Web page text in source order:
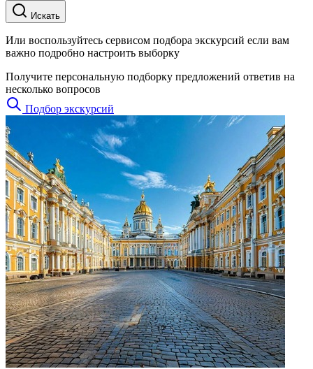
Искать
Или воспользуйтесь сервисом подбора экскурсий если вам
важно подробно настроить выборку
Получите персональную подборку предложений ответив на
несколько вопросов
Подбор экскурсий